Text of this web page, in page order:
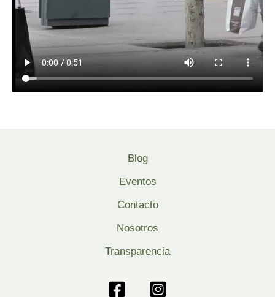
Blog
Eventos
Contacto
Nosotros
Transparencia